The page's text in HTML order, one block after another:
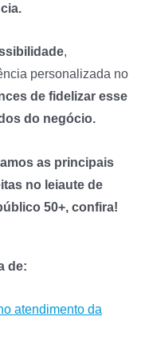
,
personalizada no
de fidelizar esse
do negócio.
as principais
no leiaute de
50+, confira!
de:
atendimento da